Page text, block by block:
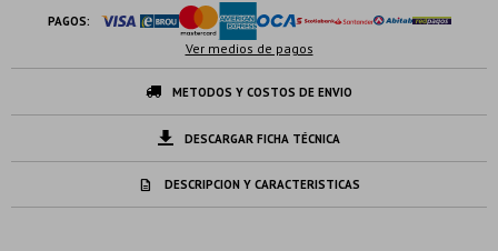
PAGOS:
Ver medios de pagos
METODOS Y COSTOS DE ENVIO
DESCARGAR FICHA TÉCNICA
DESCRIPCION Y CARACTERISTICAS